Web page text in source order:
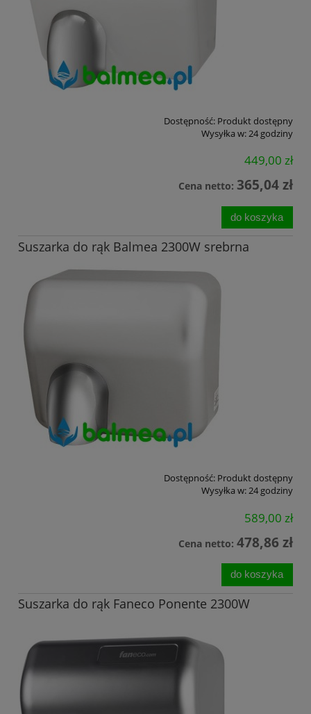
Dostępność: Produkt dostępny
Wysyłka w:24 godziny
449,00 zł
Cena netto: 365,04 zł
do koszyka
Suszarka do rąk Balmea 2300W srebrna
Dostępność: Produkt dostępny
Wysyłka w:24 godziny
589,00 zł
Cena netto: 478,86 zł
do koszyka
Suszarka do rąk Faneco Ponente 2300W